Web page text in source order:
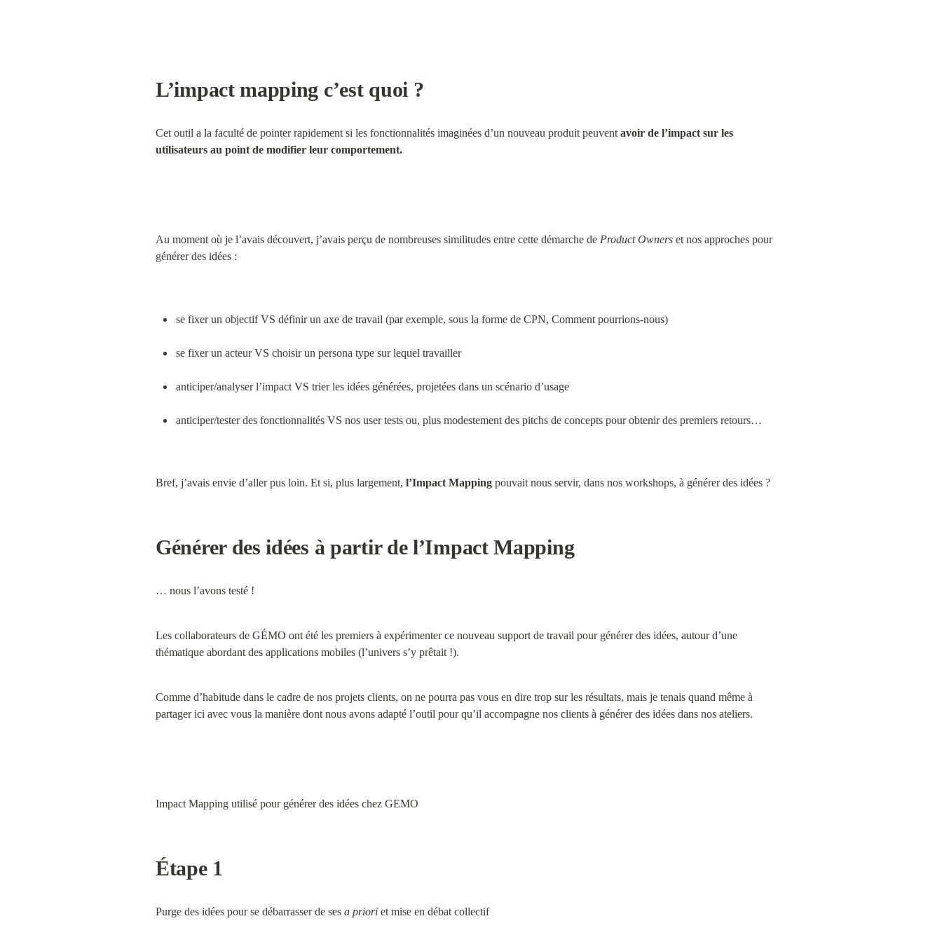
L’impact mapping c’est quoi ?
Cet outil a la faculté de pointer rapidement si les fonctionnalités imaginées d’un nouveau produit peuvent avoir de l’impact sur les
utilisateurs au point de modifier leur comportement.
Au moment où je l’avais découvert, j’avais perçu de nombreuses similitudes entre cette démarche de Product Owners et nos approches pour
générer des idées :
se fixer un objectif VS définir un axe de travail (par exemple, sous la forme de CPN, Comment pourrions-nous)
se fixer un acteur VS choisir un persona type sur lequel travailler
anticiper/analyser l’impact VS trier les idées générées, projetées dans un scénario d’usage
anticiper/tester des fonctionnalités VS nos user tests ou, plus modestement des pitchs de concepts pour obtenir des premiers retours…
Bref, j’avais envie d’aller pus loin. Et si, plus largement, l’Impact Mapping pouvait nous servir, dans nos workshops, à générer des idées ?
Générer des idées à partir de l’Impact Mapping
… nous l’avons testé !
Les collaborateurs de GÉMO ont été les premiers à expérimenter ce nouveau support de travail pour générer des idées, autour d’une
thématique abordant des applications mobiles (l’univers s’y prêtait !).
Comme d’habitude dans le cadre de nos projets clients, on ne pourra pas vous en dire trop sur les résultats, mais je tenais quand même à
partager ici avec vous la manière dont nous avons adapté l’outil pour qu’il accompagne nos clients à générer des idées dans nos ateliers.
Impact Mapping utilisé pour générer des idées chez GEMO
Étape 1
Purge des idées pour se débarrasser de ses a priori et mise en débat collectif